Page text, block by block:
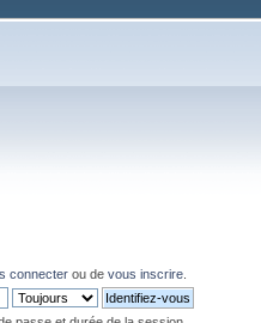
connecter ou de vous inscrire